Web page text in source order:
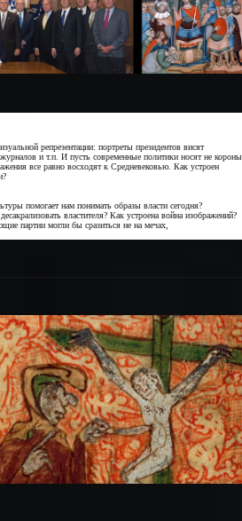
репрезентации: портреты президентов висят
и т.п. И пусть современные политики носят не короны
все равно восходят к Средневековью. Как устроен
помогает нам понимать образы власти сегодня?
властителя? Как устроена война изображений?
партии могли бы сразиться не на мечах,